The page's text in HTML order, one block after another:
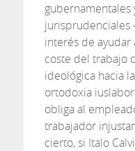
gubernamentales
jurisprudenciales
interés de ayudar
coste del trabajo
ideológica hacia
ortodoxia
obliga al
trabajador
cierto, si Italo